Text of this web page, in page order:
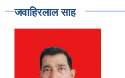
जवाहिरलाल साह